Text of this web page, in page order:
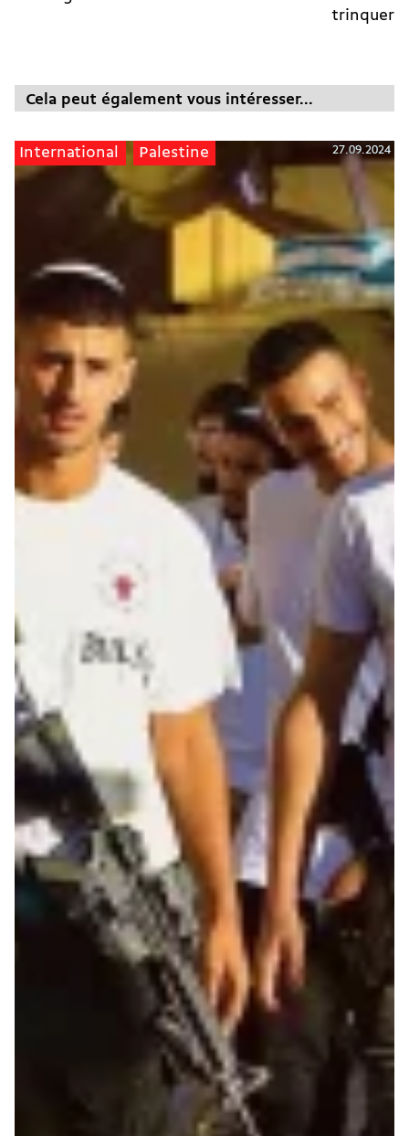
trinquer
Cela peut également vous intéresser...
International Palestine 27.09.2024